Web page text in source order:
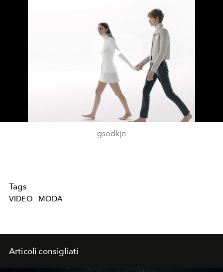
Play
Video
gsodkjn
Tags
VIDEO MODA
Articoli consigliati